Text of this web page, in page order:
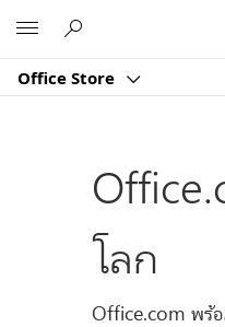
Office Store
โลก
Office.com พร้อ